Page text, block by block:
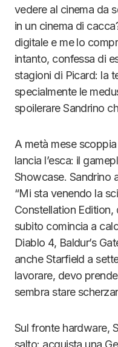
vedere al cinema da
in un cinema di
digitale e me lo
intanto, confessa di
stagioni di Picard: la
specialmente le
spoilerare Sandrino
A metà mese
lancia l’esca: il
Showcase. Sandrino
“Mi sta venendo la
Constellation
subito comincia a
Diablo 4, Baldur’s
anche Starfield a
lavorare, devo
sembra stare
Sul fronte hardware,
salto: acquista una